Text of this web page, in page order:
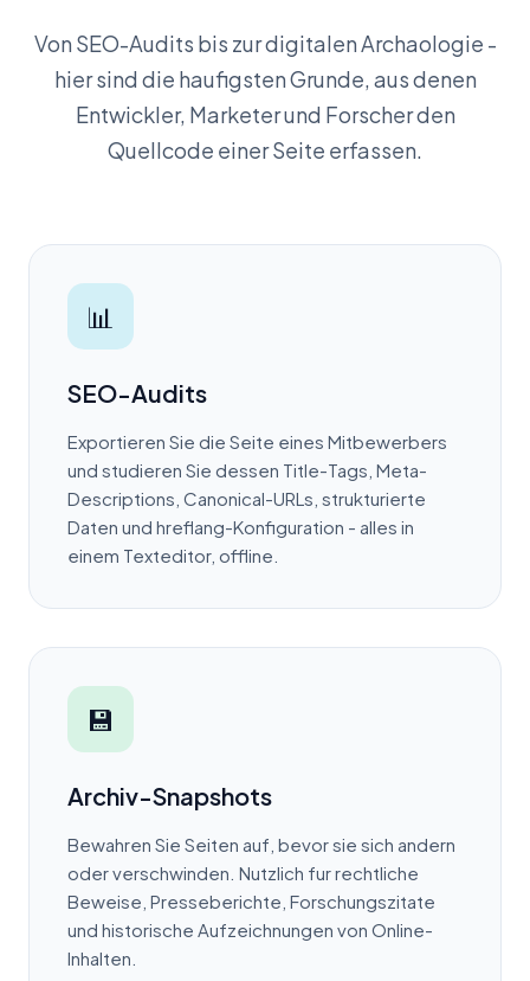
Von SEO-Audits bis zur digitalen Archaologie -
hier sind die haufigsten Grunde, aus denen
Entwickler, Marketer und Forscher den
Quellcode einer Seite erfassen.
📊
SEO-Audits
Exportieren Sie die Seite eines Mitbewerbers
und studieren Sie dessen Title-Tags, Meta-
Descriptions, Canonical-URLs, strukturierte
Daten und hreflang-Konfiguration - alles in
einem Texteditor, offline.
💾
Archiv-Snapshots
Bewahren Sie Seiten auf, bevor sie sich andern
oder verschwinden. Nutzlich fur rechtliche
Beweise, Presseberichte, Forschungszitate
und historische Aufzeichnungen von Online-
Inhalten.